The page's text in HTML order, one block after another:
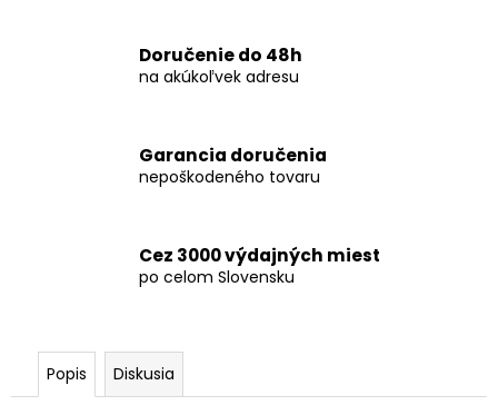
Doručenie do 48h
na akúkoľvek adresu
Garancia doručenia
nepoškodeného tovaru
Cez 3000 výdajných miest
po celom Slovensku
Popis Diskusia